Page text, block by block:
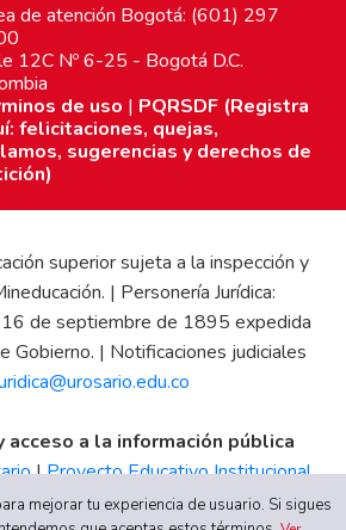
de atención Bogotá: (601) 297
12C Nº 6-25 - Bogotá D.C.
de uso | PQRSDF (Registra
felicitaciones, quejas,
sugerencias y derechos de
superior sujeta a la inspección y
| Personería Jurídica:
de septiembre de 1895 expedida
Gobierno. | Notificaciones judiciales
acceso a la información pública
|Proyecto Educativo Institucional
|Boletín Estadístico|Régimen
mejorar tu experiencia de usuario. Si sigues